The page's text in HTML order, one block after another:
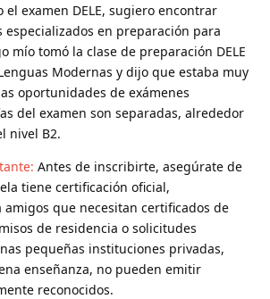
el examen DELE, sugiero encontrar
especializados en preparación para
mío tomó la clase de preparación DELE
Modernas y dijo que estaba muy
oportunidades de exámenes
del examen son separadas, alrededor
nivel B2.
Antes de inscribirte, asegúrate de
tiene certificación oficial,
que necesitan certificados de
de residencia o solicitudes
pequeñas instituciones privadas,
enseñanza, no pueden emitir
reconocidos.